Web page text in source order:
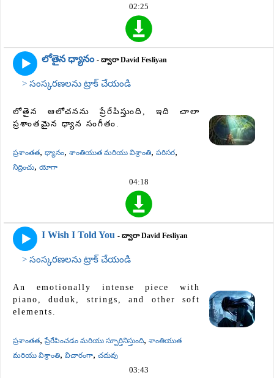
02:25
లోతైన ధ్యానం - ద్వారా David Fesliyan
> సంస్కరణలను ట్రాక్ చేయండి
లోతైన ఆలోచనను ప్రేరేపిస్తుంది, ఇది చాలా
ప్రశాంతమైన ధ్యాన సంగీతం.
ప్రశాంతత, ధ్యానం, శాంతియుత మరియు విశ్రాంతి, పరిసర,
నిద్రించు, యోగా
04:18
I Wish I Told You - ద్వారా David Fesliyan
> సంస్కరణలను ట్రాక్ చేయండి
An emotionally intense piece with
piano, duduk, strings, and other soft
elements.
ప్రశాంతత,ప్రేరేపించడం మరియు స్పూర్తినిస్తుంది, శాంతియుత
మరియు విశ్రాంతి, విచారంగా, చదువు
03:43